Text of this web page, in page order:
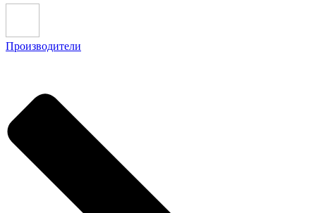
Производители